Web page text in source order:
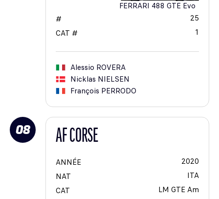
FERRARI 488 GTE Evo
#
25
CAT #
1
Alessio ROVERA
Nicklas NIELSEN
François PERRODO
08 AF CORSE
ANNÉE
2020
NAT
ITA
CAT
LM GTE Am